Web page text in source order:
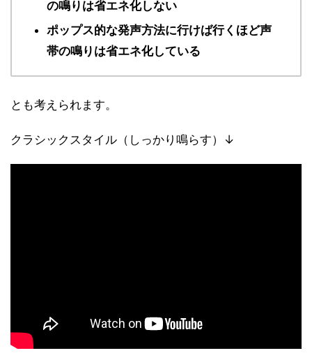
の鳴りは省エネ化しない
ポップス的な発声方法に行けば行くほど声
帯の鳴りは省エネ化している
とも考えられます。
クラシックスタイル（しっかり鳴らす）↓